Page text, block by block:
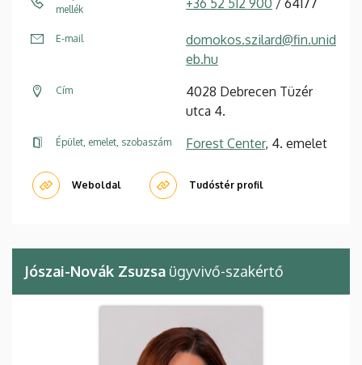
mellék
+36 52 512 900 / 64177
E-mail
domokos.szilard@fin.unid
eb.hu
Cím
4028 Debrecen Tüzér
utca 4.
Épület, emelet, szobaszám Forest Center, 4. emelet
Weboldal Tudóstér profil
Jószai-Novák Zsuzsa ügyvivő-szakértő